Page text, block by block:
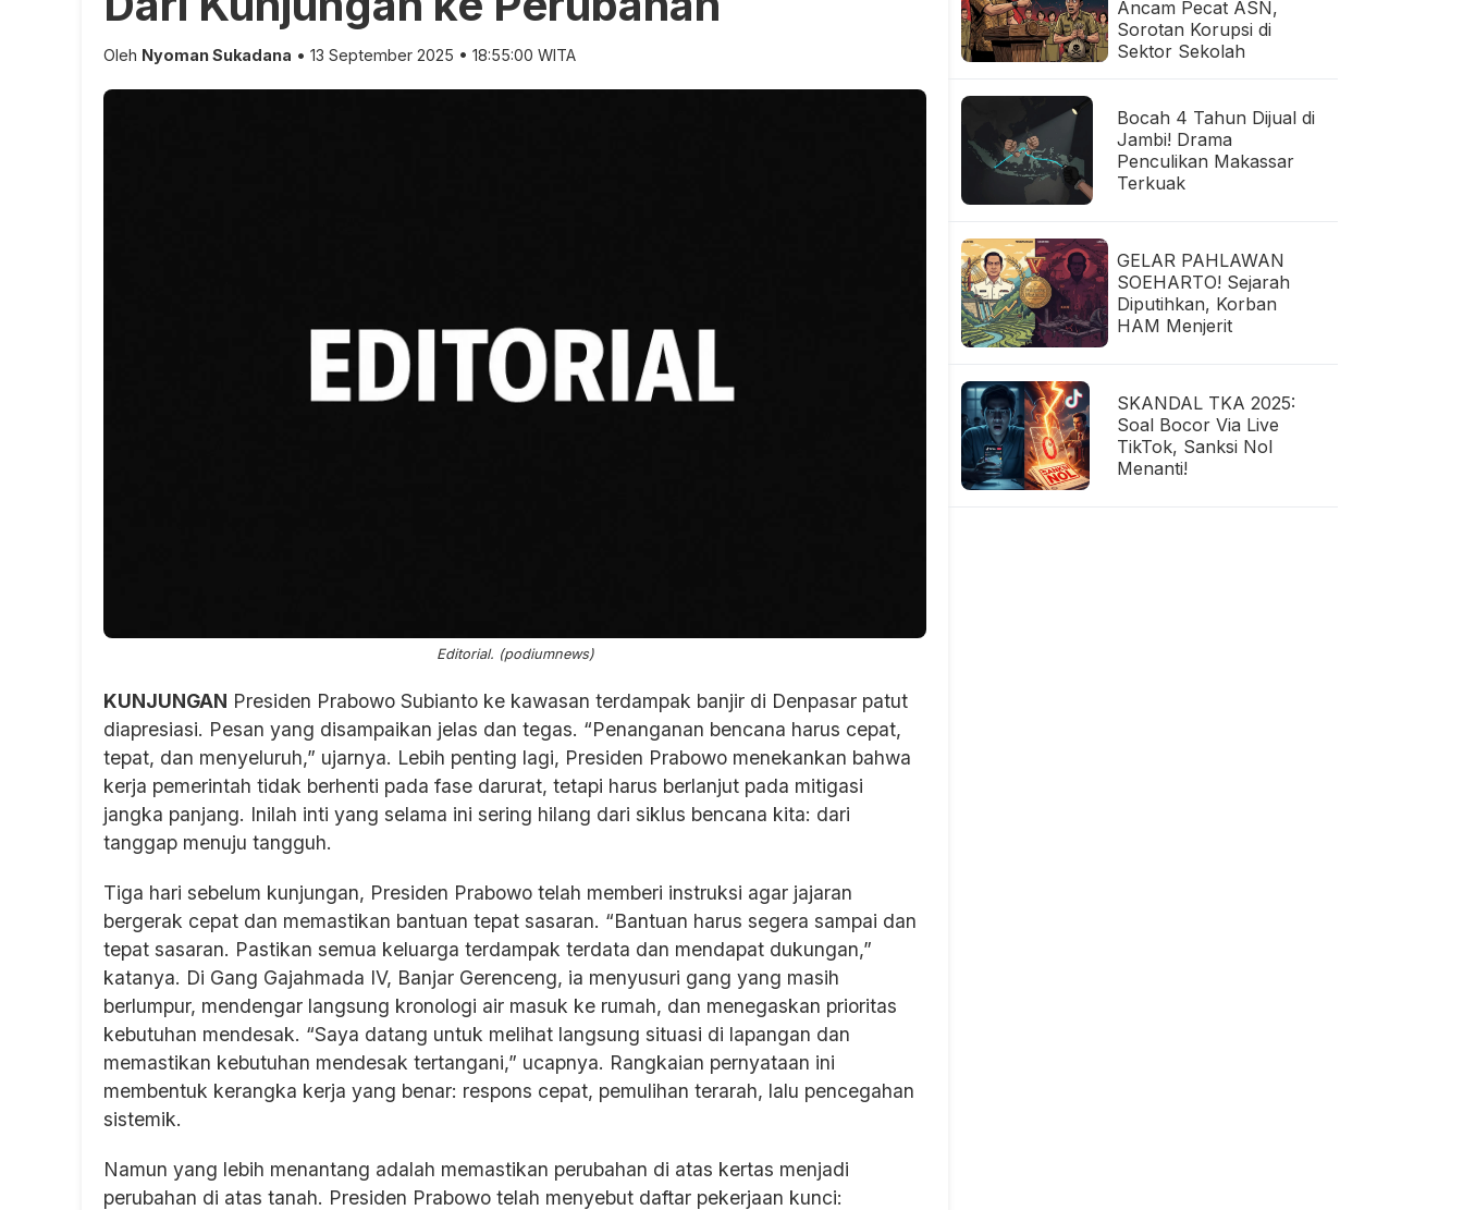
Oleh Nyoman Sukadana • 13 September 2025 • 18:55:00 WITA
Editorial. (podiumnews)
KUNJUNGAN Presiden Prabowo Subianto ke kawasan terdampak banjir di Denpasar patut
diapresiasi. Pesan yang disampaikan jelas dan tegas. “Penanganan bencana harus cepat,
tepat, dan menyeluruh,” ujarnya. Lebih penting lagi, Presiden Prabowo menekankan bahwa
kerja pemerintah tidak berhenti pada fase darurat, tetapi harus berlanjut pada mitigasi
jangka panjang. Inilah inti yang selama ini sering hilang dari siklus bencana kita: dari
tanggap menuju tangguh.
Tiga hari sebelum kunjungan, Presiden Prabowo telah memberi instruksi agar jajaran
bergerak cepat dan memastikan bantuan tepat sasaran. “Bantuan harus segera sampai dan
tepat sasaran. Pastikan semua keluarga terdampak terdata dan mendapat dukungan,”
katanya. Di Gang Gajahmada IV, Banjar Gerenceng, ia menyusuri gang yang masih
berlumpur, mendengar langsung kronologi air masuk ke rumah, dan menegaskan prioritas
kebutuhan mendesak. “Saya datang untuk melihat langsung situasi di lapangan dan
memastikan kebutuhan mendesak tertangani,” ucapnya. Rangkaian pernyataan ini
membentuk kerangka kerja yang benar: respons cepat, pemulihan terarah, lalu pencegahan
sistemik.
Namun yang lebih menantang adalah memastikan perubahan di atas kertas menjadi
perubahan di atas tanah. Presiden Prabowo telah menyebut daftar pekerjaan kunci:
Ancam Pecat ASN,
Sorotan Korupsi di
Sektor Sekolah
Bocah 4 Tahun Dijual di
Jambi! Drama
Penculikan Makassar
Terkuak
GELAR PAHLAWAN
SOEHARTO! Sejarah
Diputihkan, Korban
HAM Menjerit
SKANDAL TKA 2025:
Soal Bocor Via Live
TikTok, Sanksi Nol
Menanti!